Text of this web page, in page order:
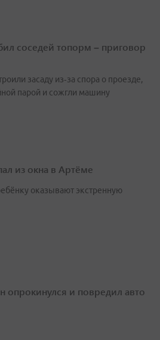
соседей топорм – приговор
засаду из‑за спора о проезде,
парой и сожгли машину
из окна в Артёме
оказывают экстренную
опрокинулся и повредил авто